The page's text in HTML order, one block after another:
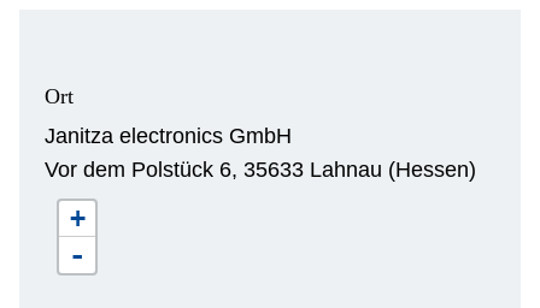
Ort
Janitza electronics GmbH
Vor dem Polstück 6, 35633 Lahnau (Hessen)
+
-